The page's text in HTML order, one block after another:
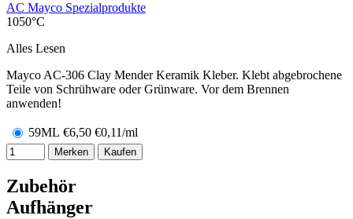
AC Mayco Spezialprodukte
1050°C
Alles Lesen
Mayco AC-306 Clay Mender Keramik Kleber. Klebt abgebrochene
Teile von Schrühware oder Grünware. Vor dem Brennen
anwenden!
59ML €6,50 €0,11/ml
Merken Kaufen
Zubehör
Aufhänger